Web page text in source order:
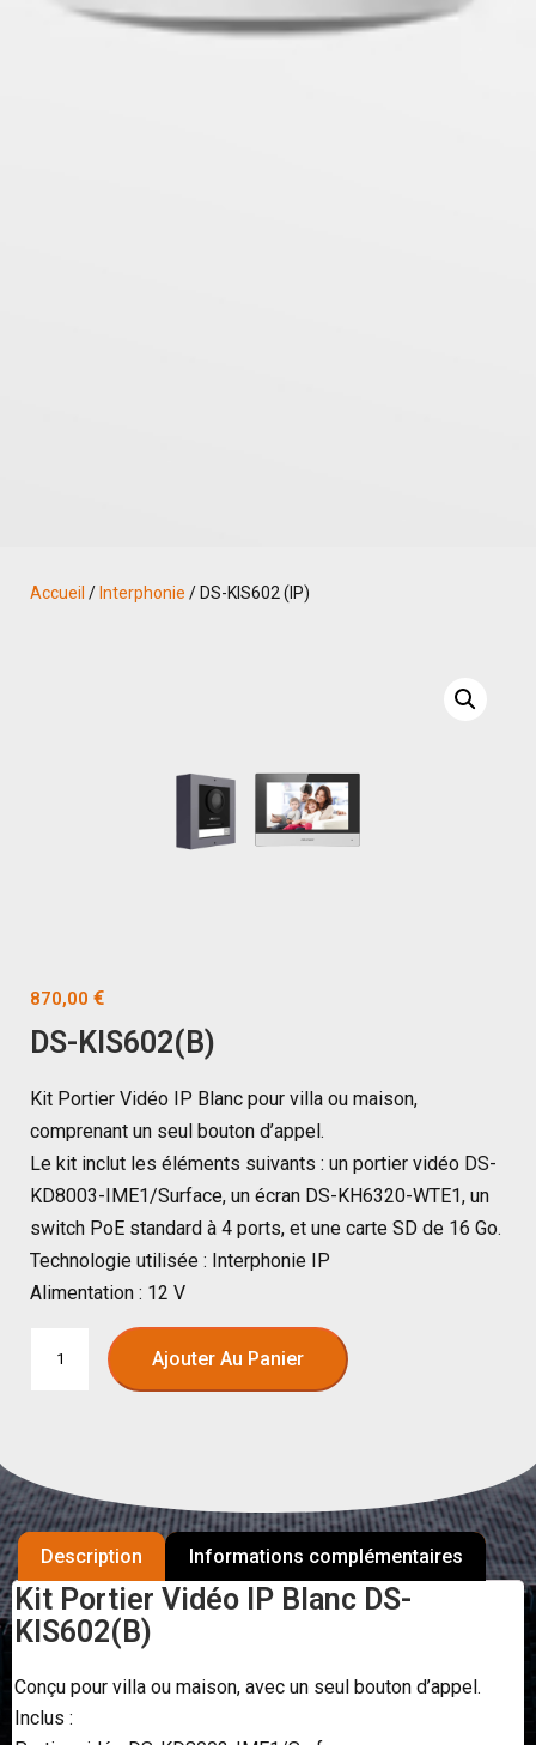
Accueil / Interphonie / DS-KIS602 (IP)
870,00 €
DS-KIS602(B)
Kit Portier Vidéo IP Blanc pour villa ou maison,
comprenant un seul bouton d’appel.
Le kit inclut les éléments suivants : un portier vidéo DS-
KD8003-IME1/Surface, un écran DS-KH6320-WTE1, un
switch PoE standard à 4 ports, et une carte SD de 16 Go.
Technologie utilisée : Interphonie IP
Alimentation : 12 V
Ajouter Au Panier
Description Informations complémentaires
Kit Portier Vidéo IP Blanc DS-
KIS602(B)
Conçu pour villa ou maison, avec un seul bouton d’appel.
Inclus :